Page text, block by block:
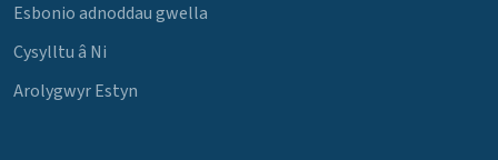
Esbonio adnoddau gwella
Cysylltu â Ni
Arolygwyr Estyn